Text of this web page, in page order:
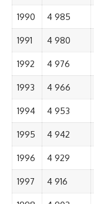
1990 4 985
1991 4 980
1992 4 976
1993 4 966
1994 4 953
1995 4 942
1996 4 929
1997 4 916